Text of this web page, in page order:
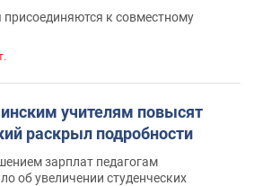
присоединяются к совместному
учителям повысят
раскрыл подробности
зарплат педагогам
об увеличении студенческих